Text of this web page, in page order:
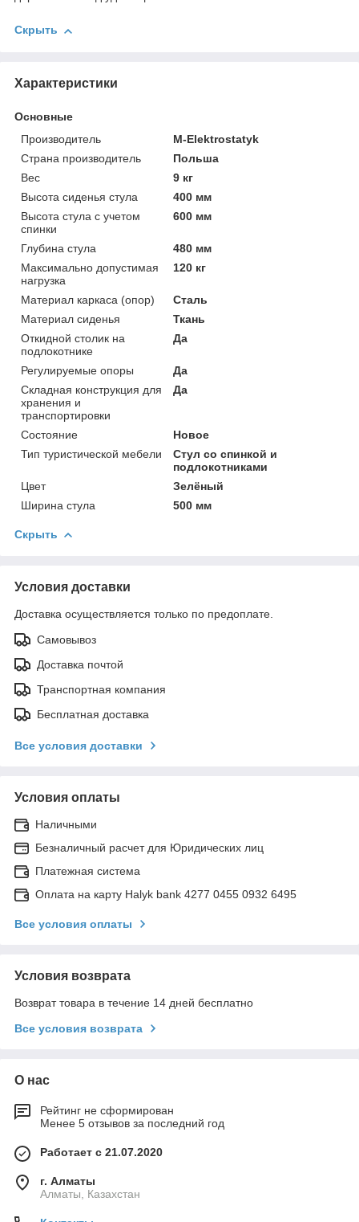
Скрыть
Характеристики
Основные
Производитель
M-Elektrostatyk
Страна производитель
Польша
Вес
9 кг
Высота сиденья стула
400 мм
Высота стула с учетом
спинки
600 мм
Глубина стула
480 мм
Максимально допустимая
нагрузка
120 кг
Материал каркаса (опор)
Сталь
Материал сиденья
Ткань
Откидной столик на
подлокотнике
Да
Регулируемые опоры
Да
Складная конструкция для
хранения и
транспортировки
Да
Состояние
Новое
Тип туристической мебели
Стул со спинкой и
подлокотниками
Цвет
Зелёный
Ширина стула
500 мм
Скрыть
Условия доставки
Доставка осуществляется только по предоплате.
Самовывоз
Доставка почтой
Транспортная компания
Бесплатная доставка
Все условия доставки
Условия оплаты
Наличными
Безналичный расчет для Юридических лиц
Платежная система
Оплата на карту Halyk bank 4277 0455 0932 6495
Все условия оплаты
Условия возврата
Возврат товара в течение 14 дней бесплатно
Все условия возврата
О нас
Рейтинг не сформирован
Менее 5 отзывов за последний год
Работает с 21.07.2020
г. Алматы
Алматы, Казахстан